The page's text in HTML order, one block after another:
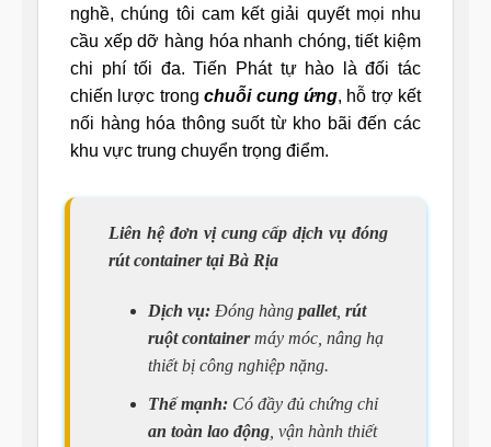
nghề, chúng tôi cam kết giải quyết mọi nhu
cầu xếp dỡ hàng hóa nhanh chóng, tiết kiệm
chi phí tối đa. Tiến Phát tự hào là đối tác
chiến lược trongchuỗi cung ứng, hỗ trợ kết
nối hàng hóa thông suốt từ kho bãi đến các
khu vực trung chuyển trọng điểm.
Liên hệ đơn vị cung cấp dịch vụ đóng
rút container tại Bà Rịa
Dịch vụ:Đóng hàng pallet, rút
ruột containermáy móc, nâng hạ
thiết bị công nghiệp nặng.
Thế mạnh:Có đầy đủ chứng chỉ
an toàn lao động, vận hành thiết